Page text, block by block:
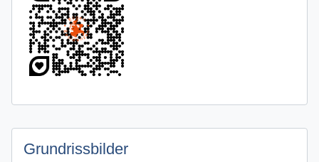
Grundrissbilder